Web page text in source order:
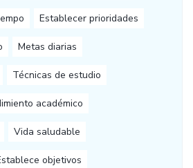
Establecer prioridades
Metas diarias
Técnicas de estudio
académico
Vida saludable
objetivos